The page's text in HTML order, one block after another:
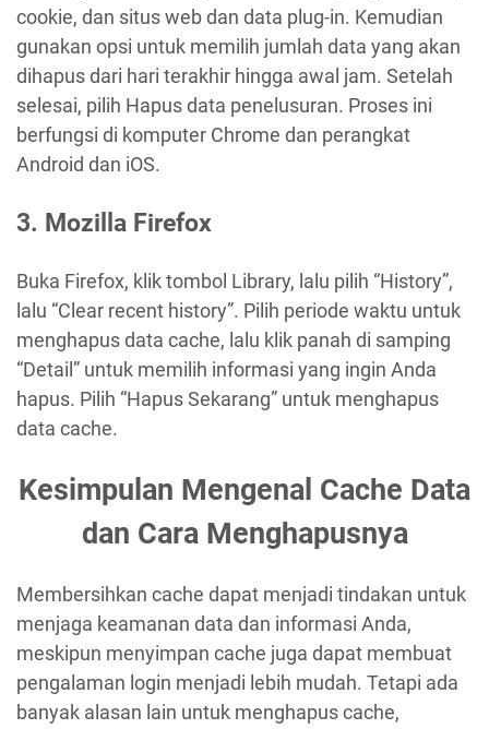
cookie, dan situs web dan data plug-in. Kemudian
gunakan opsi untuk memilih jumlah data yang akan
dihapus dari hari terakhir hingga awal jam. Setelah
selesai, pilih Hapus data penelusuran. Proses ini
berfungsi di komputer Chrome dan perangkat
Android dan iOS.
3. Mozilla Firefox
Buka Firefox, klik tombol Library, lalu pilih “History”,
lalu “Clear recent history”. Pilih periode waktu untuk
menghapus data cache, lalu klik panah di samping
“Detail” untuk memilih informasi yang ingin Anda
hapus. Pilih “Hapus Sekarang” untuk menghapus
data cache.
Kesimpulan Mengenal Cache Data
dan Cara Menghapusnya
Membersihkan cache dapat menjadi tindakan untuk
menjaga keamanan data dan informasi Anda,
meskipun menyimpan cache juga dapat membuat
pengalaman login menjadi lebih mudah. Tetapi ada
banyak alasan lain untuk menghapus cache,